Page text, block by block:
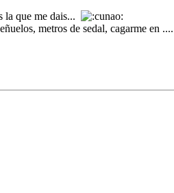
la que me dais...
metros de sedal, cagarme en ....